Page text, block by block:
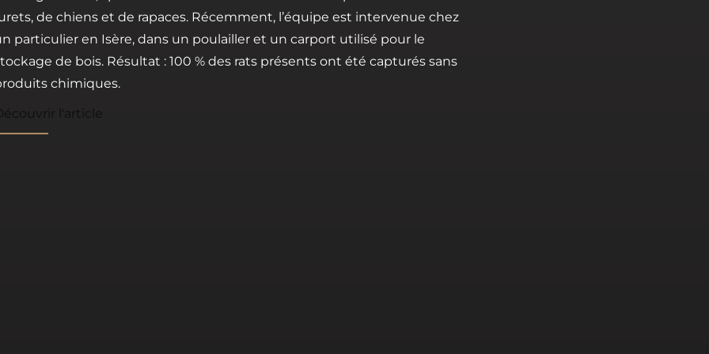
de chiens et de rapaces. Récemment, l’équipe est intervenue chez
particulier en Isère, dans un poulailler et un carport utilisé pour le
de bois. Résultat : 100 % des rats présents ont été capturés sans
chimiques.
l'article